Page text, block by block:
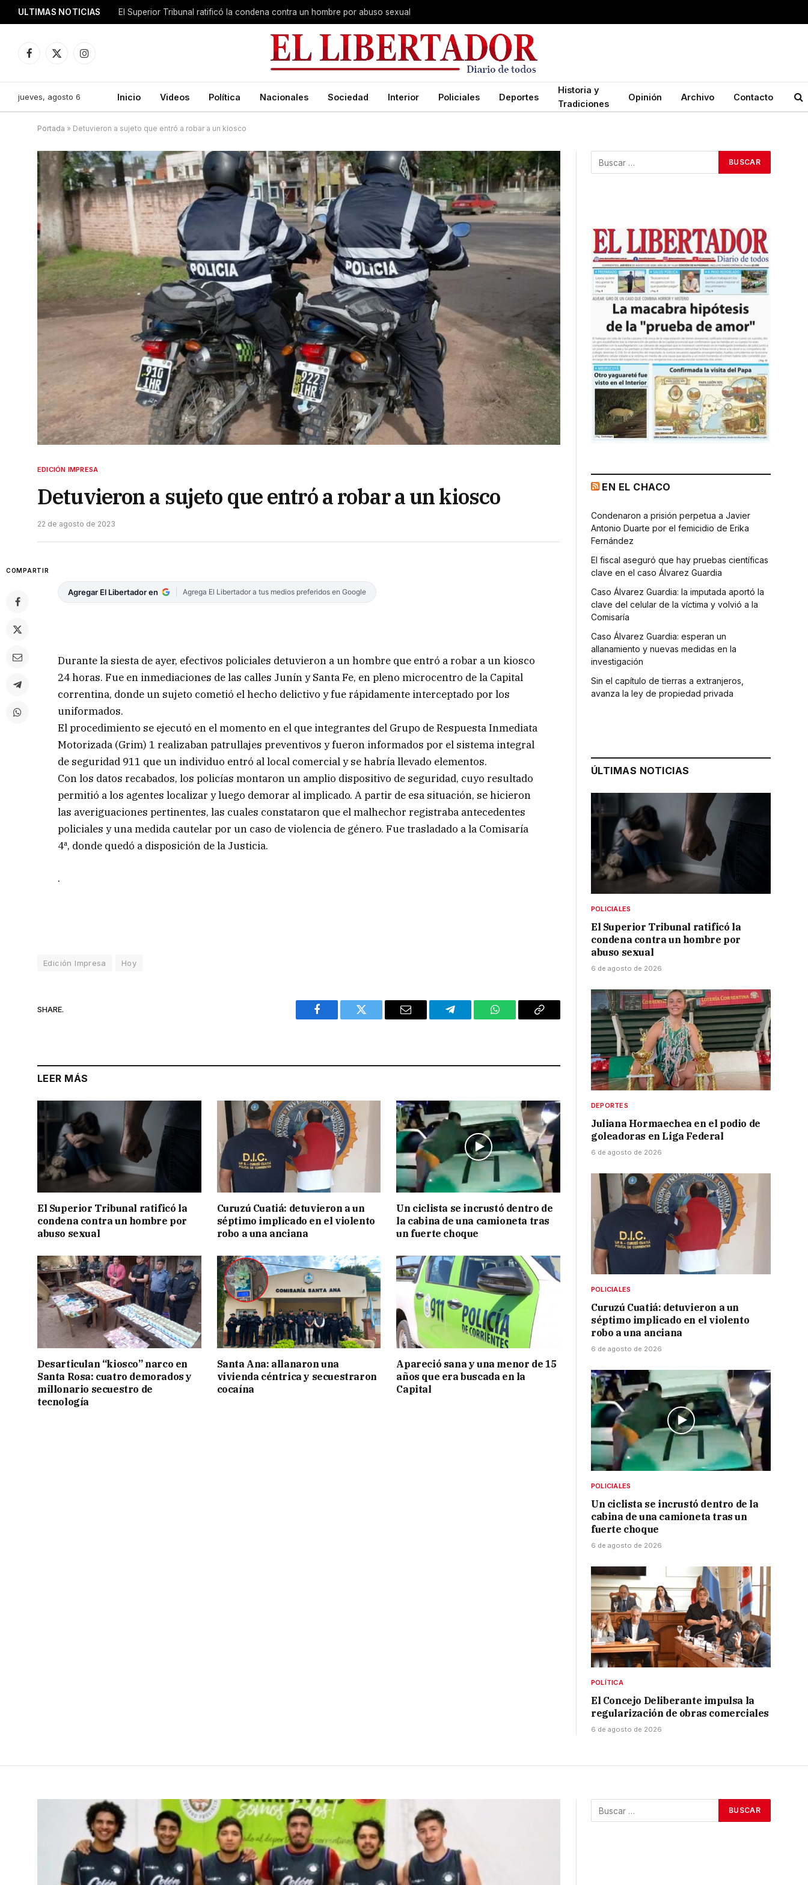
ULTIMAS NOTICIAS El Superior Tribunal ratificó la condena contra un hombre por abuso sexual
Facebook
X
Instagram
jueves, agosto 6 Inicio Videos Política Nacionales Sociedad Interior Policiales Deportes
Historia y
Tradiciones
Opinión Archivo Contacto
Portada » Detuvieron a sujeto que entró a robar a un kiosco
EDICIÓN IMPRESA
Detuvieron a sujeto que entró a robar a un kiosco
22 de agosto de 2023
COMPARTIR
Agregar El Libertador en Agrega El Libertador a tus medios preferidos en Google
Durante la siesta de ayer, efectivos policiales detuvieron a un hombre que entró a robar a un kiosco
24 horas. Fue en inmediaciones de las calles Junín y Santa Fe, en pleno microcentro de la Capital
correntina, donde un sujeto cometió el hecho delictivo y fue rápidamente interceptado por los
uniformados.
El procedimiento se ejecutó en el momento en el que integrantes del Grupo de Respuesta Inmediata
Motorizada (Grim) 1 realizaban patrullajes preventivos y fueron informados por el sistema integral
de seguridad 911 que un individuo entró al local comercial y se habría llevado elementos.
Con los datos recabados, los policías montaron un amplio dispositivo de seguridad, cuyo resultado
permitió a los agentes localizar y luego demorar al implicado. A partir de esa situación, se hicieron
las averiguaciones pertinentes, las cuales constataron que el malhechor registraba antecedentes
policiales y una medida cautelar por un caso de violencia de género. Fue trasladado a la Comisaría
4ª, donde quedó a disposición de la Justicia.
.
Edición Impresa Hoy
SHARE.
Facebook Twitter Email Telegram WhatsAppCopy
LEER MÁS
El Superior Tribunal ratificó la
condena contra un hombre por
abuso sexual
Curuzú Cuatiá: detuvieron a un
séptimo implicado en el violento
robo a una anciana
Un ciclista se incrustó dentro de
la cabina de una camioneta tras
un fuerte choque
Desarticulan “kiosco” narco en
Santa Rosa: cuatro demorados y
millonario secuestro de
tecnología
Santa Ana: allanaron una
vivienda céntrica y secuestraron
cocaína
Apareció sana y una menor de 15
años que era buscada en la
Capital
EN EL CHACO
Condenaron a prisión perpetua a Javier
Antonio Duarte por el femicidio de Erika
Fernández
El fiscal aseguró que hay pruebas científicas
clave en el caso Álvarez Guardia
Caso Álvarez Guardia: la imputada aportó la
clave del celular de la víctima y volvió a la
Comisaría
Caso Álvarez Guardia: esperan un
allanamiento y nuevas medidas en la
investigación
Sin el capítulo de tierras a extranjeros,
avanza la ley de propiedad privada
ÚLTIMAS NOTICIAS
POLICIALES
El Superior Tribunal ratificó la
condena contra un hombre por
abuso sexual
6 de agosto de 2026
DEPORTES
Juliana Hormaechea en el podio de
goleadoras en Liga Federal
6 de agosto de 2026
POLICIALES
Curuzú Cuatiá: detuvieron a un
séptimo implicado en el violento
robo a una anciana
6 de agosto de 2026
POLICIALES
Un ciclista se incrustó dentro de la
cabina de una camioneta tras un
fuerte choque
6 de agosto de 2026
POLÍTICA
El Concejo Deliberante impulsa la
regularización de obras comerciales
6 de agosto de 2026